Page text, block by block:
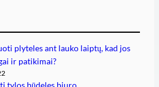
plyteles ant lauko laiptų, kad jos
ir patikimai?
tylos būdeles biuro